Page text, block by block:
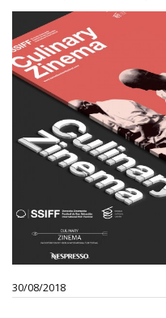
30/08/2018